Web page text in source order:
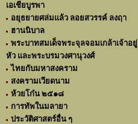
เอเชียบูรพา
อยุธยายศล่มแล้ว ลอยสวรรค์ ลงฤา
ฮานนิบาล
พระบาทสมเด็จพระจุลจอมเกล้าเจ้าอยู่
หัว และพระบรมวงศานุวงศ์
ไทยกับมหาสงคราม
สงครามเวียดนาม
ห้วยโก๋น ๒๕๑๘
การทัพในมลายา
ประวัติศาสตร์อื่น ๆ